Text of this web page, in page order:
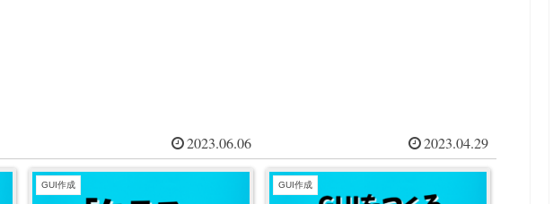
2023.06.06 2023.04.29
GUI作成 GUI作成